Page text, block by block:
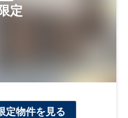
定
定物件を見る